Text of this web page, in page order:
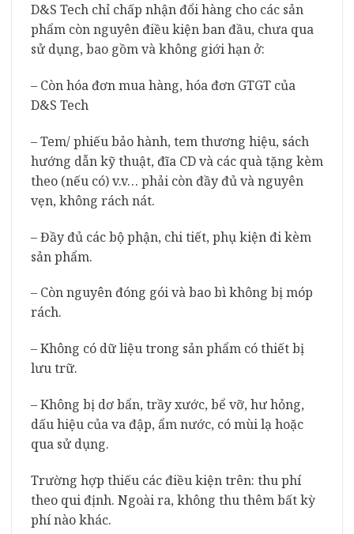
D&S Tech chỉ chấp nhận đổi hàng cho các sản
phẩm còn nguyên điều kiện ban đầu, chưa qua
sử dụng, bao gồm và không giới hạn ở:
– Còn hóa đơn mua hàng, hóa đơn GTGT của
D&S Tech
– Tem/ phiếu bảo hành, tem thương hiệu, sách
hướng dẫn kỹ thuật, đĩa CD và các quà tặng kèm
theo (nếu có) v.v… phải còn đầy đủ và nguyên
vẹn, không rách nát.
– Đầy đủ các bộ phận, chi tiết, phụ kiện đi kèm
sản phẩm.
– Còn nguyên đóng gói và bao bì không bị móp
rách.
– Không có dữ liệu trong sản phẩm có thiết bị
lưu trữ.
– Không bị dơ bẩn, trầy xước, bể vỡ, hư hỏng,
dấu hiệu của va đập, ẩm nước, có mùi lạ hoặc
qua sử dụng.
Trường hợp thiếu các điều kiện trên: thu phí
theo qui định. Ngoài ra, không thu thêm bất kỳ
phí nào khác.